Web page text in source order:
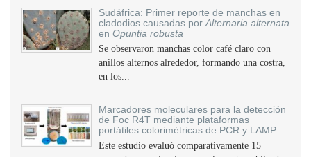
Sudáfrica: Primer reporte de manchas en
cladodios causadas porAlternaria alternata
en Opuntia robusta
Se observaron manchas color café claro con
anillos alternos alrededor, formando una costra,
en los...
Marcadores moleculares para la detección
de Foc R4T mediante plataformas
portátiles colorimétricas de PCR y LAMP
Este estudio evaluó comparativamente 15